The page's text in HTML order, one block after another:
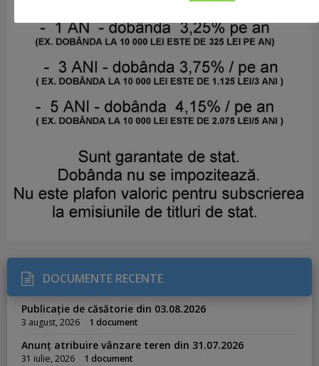
DOCUMENTE RECENTE
Publicație de căsătorie din 03.08.2026
3 august, 2026 1 document
Anunț atribuire vânzare teren din 31.07.2026
31 iulie, 2026 1 document